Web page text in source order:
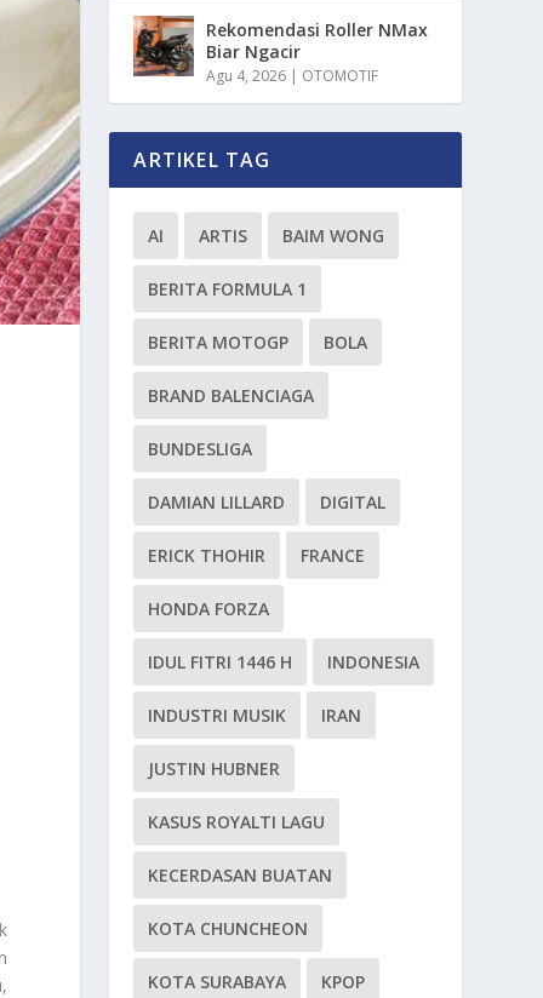
Rekomendasi Roller NMax
Biar Ngacir
Agu 4, 2026 | OTOMOTIF
ARTIKEL TAG
AI ARTIS BAIM WONG
BERITA FORMULA 1
BERITA MOTOGP BOLA
BRAND BALENCIAGA
BUNDESLIGA
DAMIAN LILLARD DIGITAL
ERICK THOHIR FRANCE
HONDA FORZA
IDUL FITRI 1446 H INDONESIA
INDUSTRI MUSIK IRAN
JUSTIN HUBNER
KASUS ROYALTI LAGU
KECERDASAN BUATAN
KOTA CHUNCHEON
KOTA SURABAYA KPOP